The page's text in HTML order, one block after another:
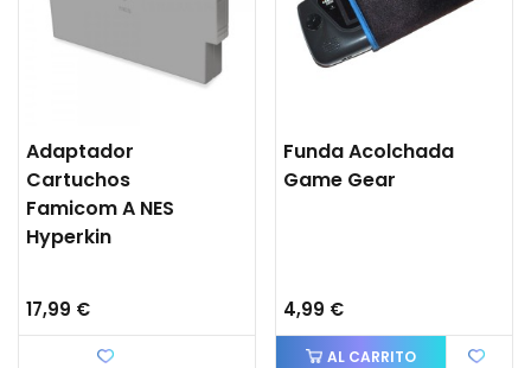
Adaptador
Cartuchos
Famicom A NES
Hyperkin
17,99 €
Funda Acolchada
Game Gear
4,99 €
AL CARRITO